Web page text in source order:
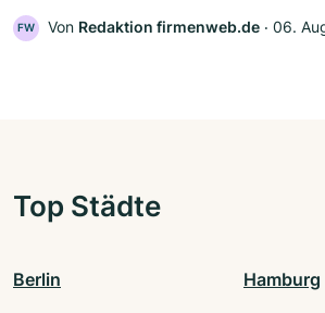
FW Von Redaktion firmenweb.de ‧ 06.
Top Städte
Berlin Hamburg